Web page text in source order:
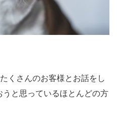
くさんのお客様とお話をし
と思っているほとんどの方